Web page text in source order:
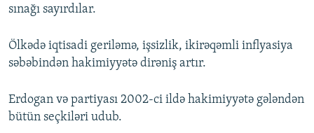
sınağı sayırdılar.
Ölkədə iqtisadi geriləmə, işsizlik, ikirəqəmli inflyasiya
səbəbindən hakimiyyətə dirəniş artır.
Erdogan və partiyası 2002-ci ildə hakimiyyətə gələndən
bütün seçkiləri udub.